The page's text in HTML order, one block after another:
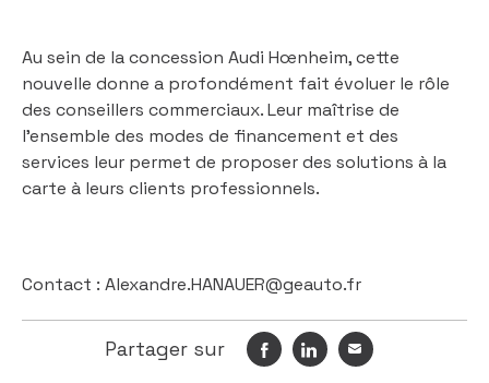
Au sein de la concession Audi Hœnheim, cette
nouvelle donne a profondément fait évoluer le rôle
des conseillers commerciaux. Leur maîtrise de
l’ensemble des modes de financement et des
services leur permet de proposer des solutions à la
carte à leurs clients professionnels.
Contact : Alexandre.HANAUER@geauto.fr
Partager sur